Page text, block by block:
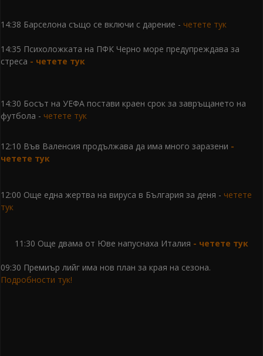
14:38 Барселона също се включи с дарение - четете тук
14:35 Психоложката на ПФК Черно море предупреждава за
стреса - четете тук
14:30 Босът на УЕФА постави краен срок за завръщането на
футбола - четете тук
12:10 Във Валенсия продължава да има много заразени -
четете тук
12:00 Още една жертва на вируса в България за деня - четете
тук
11:30 Още двама от Юве напуснаха Италия - четете тук
09:30 Премиър лийг има нов план за края на сезона.
Подробности тук!